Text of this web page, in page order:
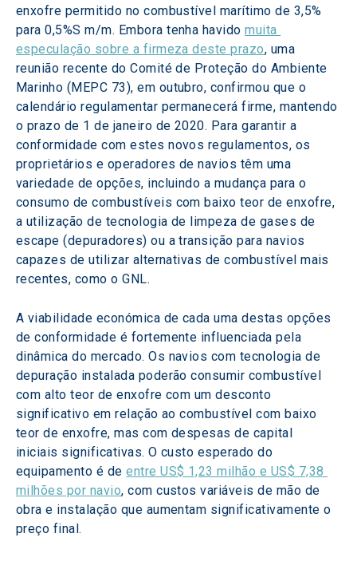
enxofre permitido no combustível marítimo de 3,5%
para 0,5%S m/m. Embora tenha havido muita
especulação sobre a firmeza deste prazo, uma
reunião recente do Comité de Proteção do Ambiente
Marinho (MEPC 73), em outubro, confirmou que o
calendário regulamentar permanecerá firme, mantendo
o prazo de 1 de janeiro de 2020. Para garantir a
conformidade com estes novos regulamentos, os
proprietários e operadores de navios têm uma
variedade de opções, incluindo a mudança para o
consumo de combustíveis com baixo teor de enxofre,
a utilização de tecnologia de limpeza de gases de
escape (depuradores) ou a transição para navios
capazes de utilizar alternativas de combustível mais
recentes, como o GNL.
A viabilidade económica de cada uma destas opções
de conformidade é fortemente influenciada pela
dinâmica do mercado. Os navios com tecnologia de
depuração instalada poderão consumir combustível
com alto teor de enxofre com um desconto
significativo em relação ao combustível com baixo
teor de enxofre, mas com despesas de capital
iniciais significativas. O custo esperado do
equipamento é de entre US$ 1,23 milhão e US$ 7,38
milhões por navio, com custos variáveis de mão de
obra e instalação que aumentam significativamente o
preço final.